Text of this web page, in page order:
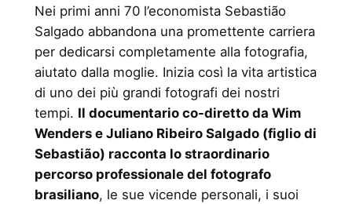
Nei primi anni 70 l’economista Sebastião
Salgado abbandona una promettente carriera
per dedicarsi completamente alla fotografia,
aiutato dalla moglie. Inizia così la vita artistica
di uno dei più grandi fotografi dei nostri
tempi. Il documentario co-diretto da Wim
Wenders e Juliano Ribeiro Salgado (figlio di
Sebastião) racconta lo straordinario
percorso professionale del fotografo
brasiliano, le sue vicende personali, i suoi